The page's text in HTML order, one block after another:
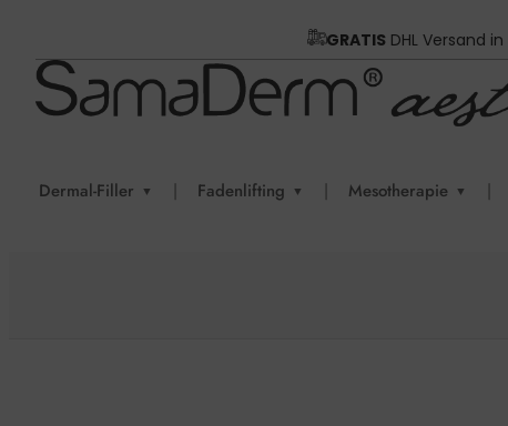
GRATIS DHL Versand in
Dermal-Filler ▼ | Fadenlifting ▼ | Mesotherapie ▼ |